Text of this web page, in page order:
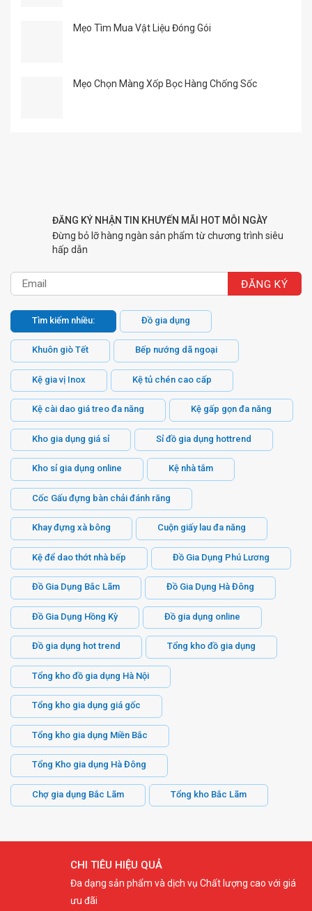
Mẹo Tìm Mua Vật Liệu Đóng Gói
Mẹo Chọn Màng Xốp Bọc Hàng Chống Sốc
ĐĂNG KÝ NHẬN TIN KHUYẾN MÃI HOT MỖI NGÀY
Đừng bỏ lỡ hàng ngàn sản phẩm từ chương trình siêu
hấp dẫn
Tìm kiếm nhiều: Đồ gia dụng
Khuôn giò Tết Bếp nướng dã ngoại
Kệ gia vị Inox Kệ tủ chén cao cấp
Kệ cài dao giá treo đa năng Kệ gấp gọn đa năng
Kho gia dụng giá sỉ Sỉ đồ gia dụng hottrend
Kho sỉ gia dụng online Kệ nhà tắm
Cốc Gấu đựng bàn chải đánh răng
Khay đựng xà bông Cuộn giấy lau đa năng
Kệ để dao thớt nhà bếp Đồ Gia Dụng Phú Lương
Đồ Gia Dụng Bắc Lãm Đồ Gia Dụng Hà Đông
Đồ Gia Dụng Hồng Kỳ Đồ gia dụng online
Đồ gia dụng hot trend Tổng kho đồ gia dụng
Tổng kho đồ gia dụng Hà Nội
Tổng kho gia dụng giá gốc
Tổng kho gia dụng Miền Bắc
Tổng Kho gia dụng Hà Đông
Chợ gia dụng Bắc Lãm Tổng kho Bắc Lãm
CHI TIÊU HIỆU QUẢ
Đa dạng sản phẩm và dịch vụ Chất lượng cao với giá
ưu đãi